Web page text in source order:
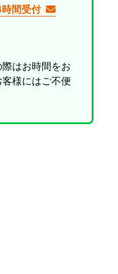
間受付
はお時間をお
様にはご不便